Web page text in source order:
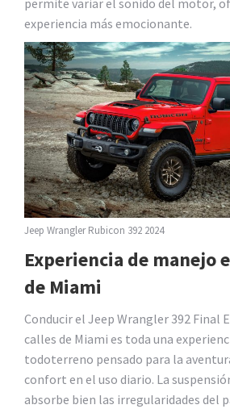
permite variar el sonido del motor,
experiencia más emocionante.
Jeep Wrangler Rubicon 392 2024
Experiencia de manejo
de Miami
Conducir el Jeep Wrangler 392 Final
calles de Miami es toda una
todoterreno pensado para la
confort en el uso diario. La
absorbe bien las irregularidades del